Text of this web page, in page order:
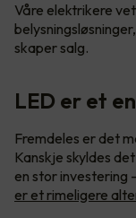
Våre elektrikere
skaper salg.
LED er et
Fremdeles er det
Kanskje skyldes
en stor investering
er et rimeligere